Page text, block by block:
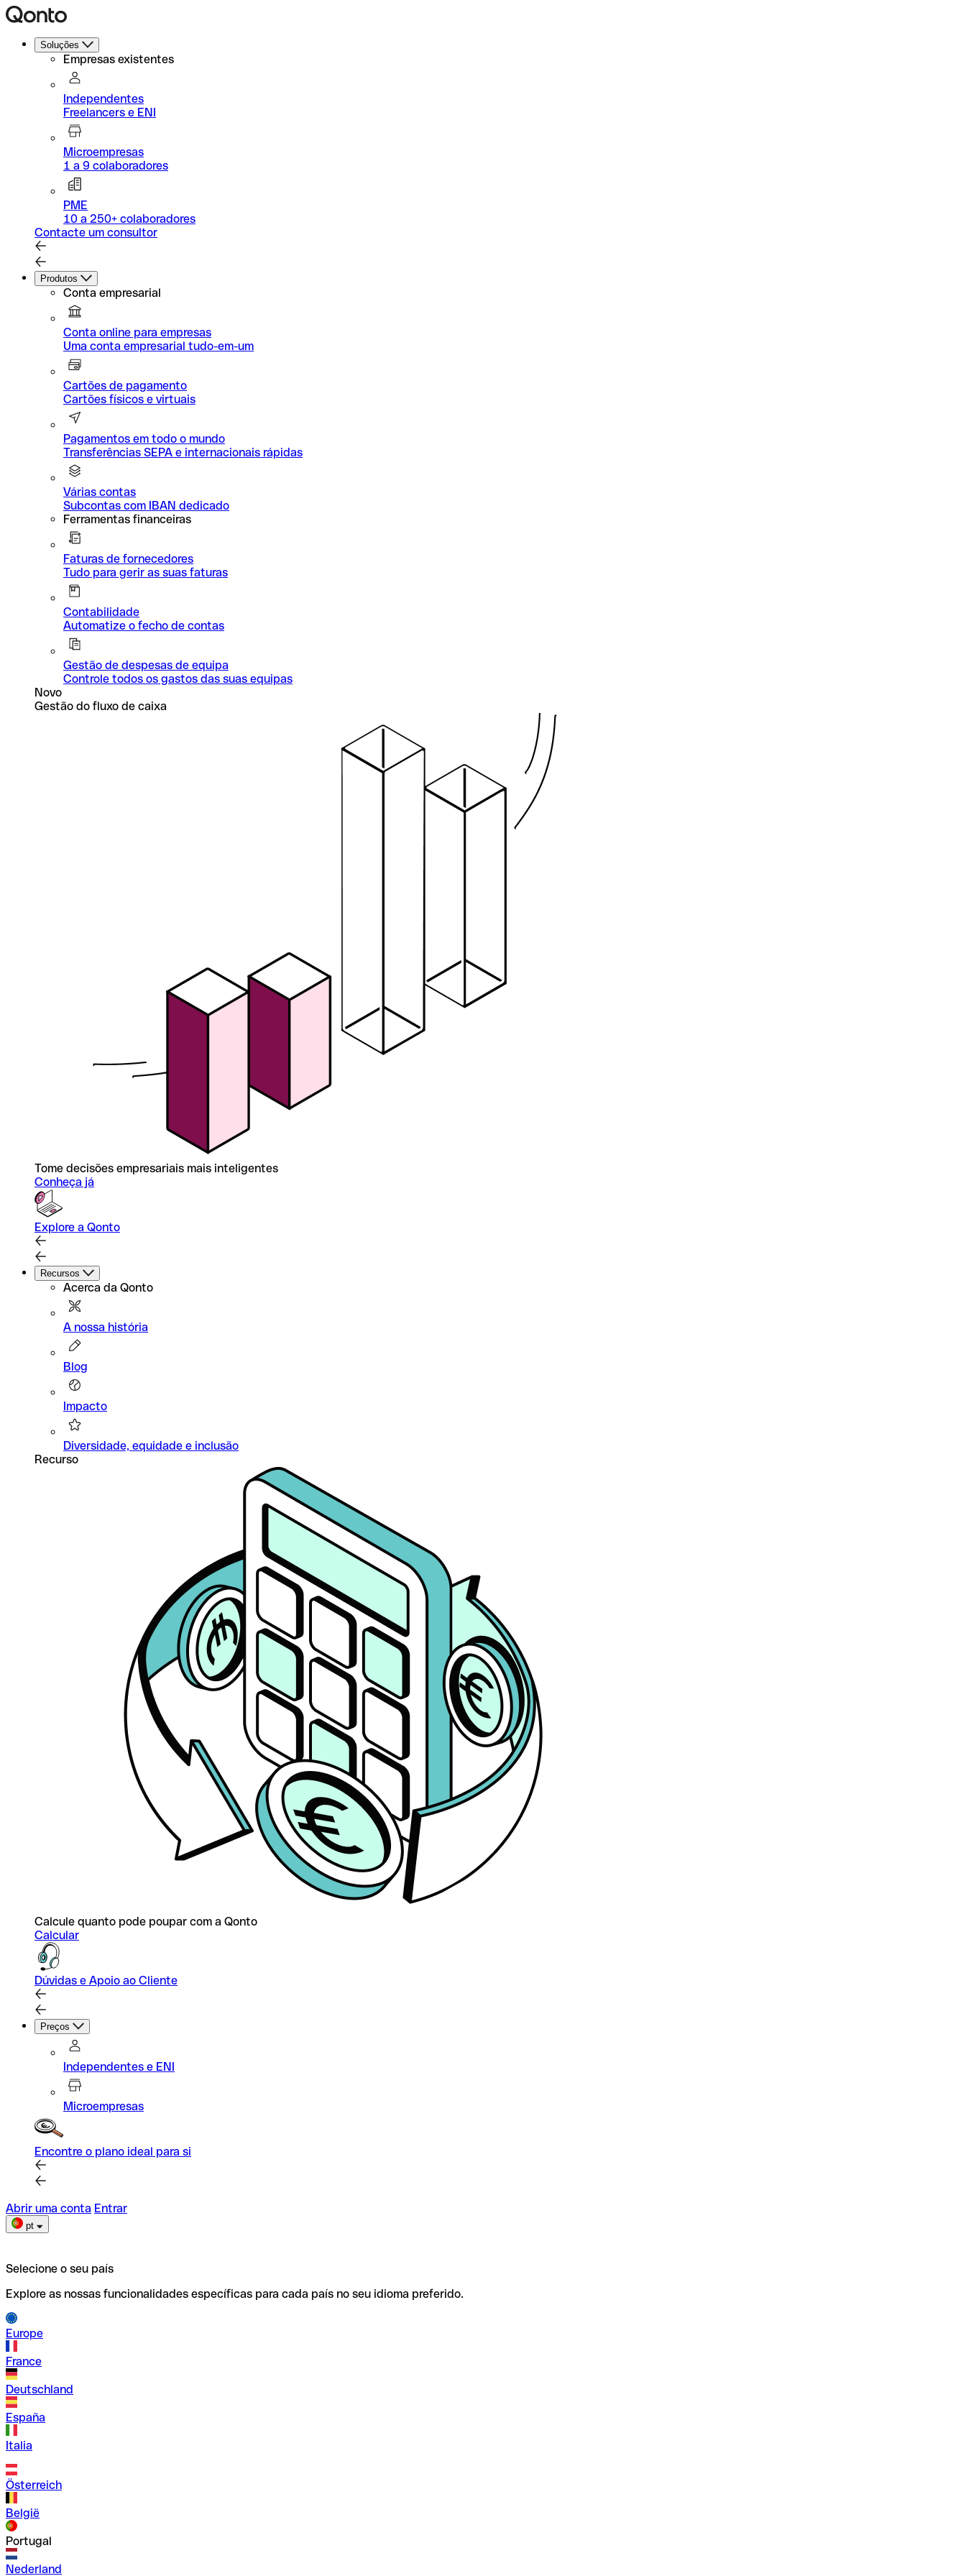
Soluções
Empresas existentes
Independentes
Freelancers e ENI
Microempresas
1 a 9 colaboradores
PME
10 a 250+ colaboradores
Contacte um consultor
Produtos
Conta empresarial
Conta online para empresas
Uma conta empresarial tudo-em-um
Cartões de pagamento
Cartões físicos e virtuais
Pagamentos em todo o mundo
Transferências SEPA e internacionais rápidas
Várias contas
Subcontas com IBAN dedicado
Ferramentas financeiras
Faturas de fornecedores
Tudo para gerir as suas faturas
Contabilidade
Automatize o fecho de contas
Gestão de despesas de equipa
Controle todos os gastos das suas equipas
Novo
Gestão do fluxo de caixa
Tome decisões empresariais mais inteligentes
Conheça já
Explore a Qonto
Recursos
Acerca da Qonto
A nossa história
Blog
Impacto
Diversidade, equidade e inclusão
Recurso
Calcule quanto pode poupar com a Qonto
Calcular
Dúvidas e Apoio ao Cliente
Preços
Independentes e ENI
Microempresas
Encontre o plano ideal para si
Abrir uma conta Entrar
pt
Selecione o seu país
Explore as nossas funcionalidades específicas para cada país no seu idioma preferido.
Europe
France
Deutschland
España
Italia
Österreich
België
Portugal
Nederland